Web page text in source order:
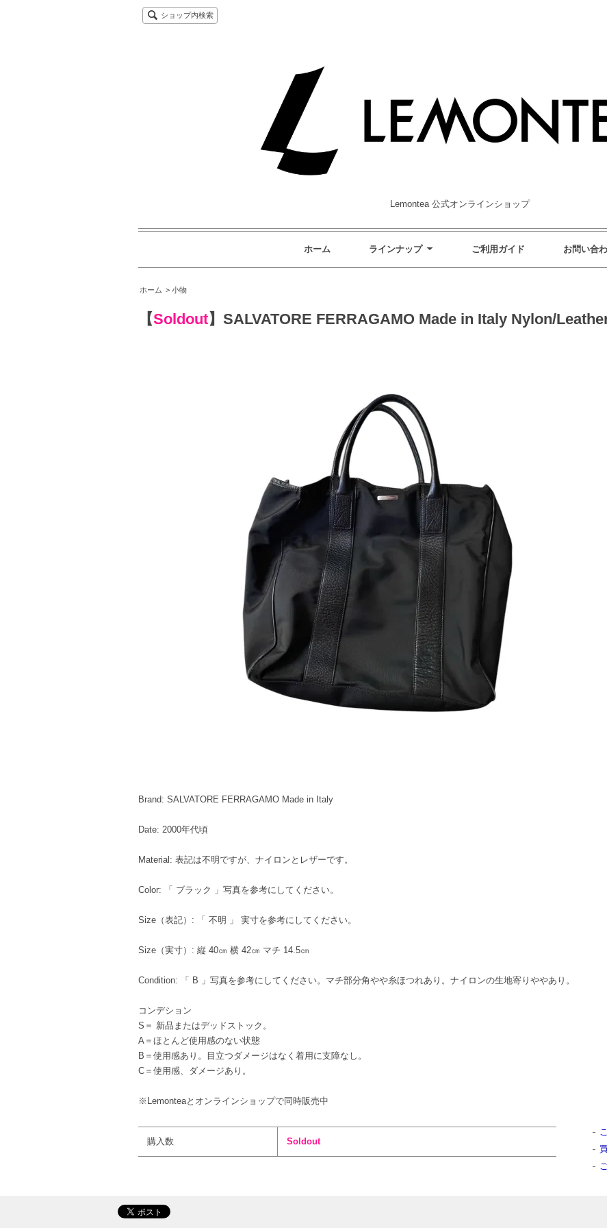
ショップ内検索
Lemontea 公式オンラインショップ
ホーム ラインナップ ご利用ガイド お問い合
ホーム 小物
【Soldout】 SALVATORE FERRAGAMO Made in Italy Nylon/
Brand: SALVATORE FERRAGAMO Made in Italy
Date: 2000年代頃
Material: 表記は不明ですが、ナイロンとレザーです。
Color: 「 ブラック 」写真を参考にしてください。
Size（表記）: 「 不明 」 実寸を参考にしてください。
Size（実寸）: 縦 40㎝ 横 42㎝ マチ 14.5㎝
Condition: 「 B 」写真を参考にしてください。マチ部分角やや糸ほつれあり。ナイロンの生地寄りややあり。
コンデション
S＝ 新品またはデッドストック。
A＝ほとんど使用感のない状態
B＝使用感あり。目立つダメージはなく着用に支障なし。
C＝使用感、ダメージあり。
※Lemonteaとオンラインショップで同時販売中
購入数 Soldout